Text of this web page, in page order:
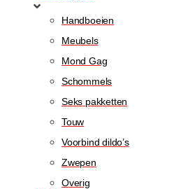
Handboeien
Meubels
Mond Gag
Schommels
Seks pakketten
Touw
Voorbind dildo’s
Zwepen
Overig